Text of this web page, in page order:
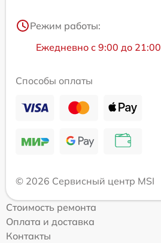
Режим работы:
Ежедневно с 9:00 до 21:00
Способы оплаты
© 2026 Сервисный центр MSI
Стоимость ремонта
Оплата и доставка
Контакты